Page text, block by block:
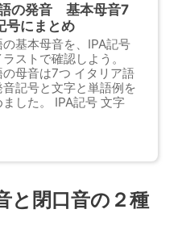
の発音 基本母音7
号にまとめ
基本母音を、IPA記号
ストで確認しよう。
の母音は7つ イタリア語
記号と文字と単語例を
した。 IPA記号 文字
と閉口音の２種